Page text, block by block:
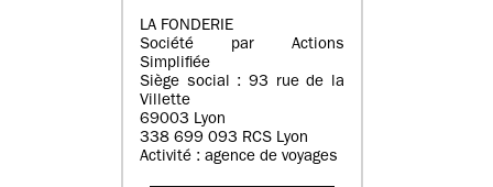
LA FONDERIE
Société par Actions
Simplifiée
Siège social : 93 rue de la
Villette
69003 Lyon
338 699 093 RCS Lyon
Activité : agence de voyages